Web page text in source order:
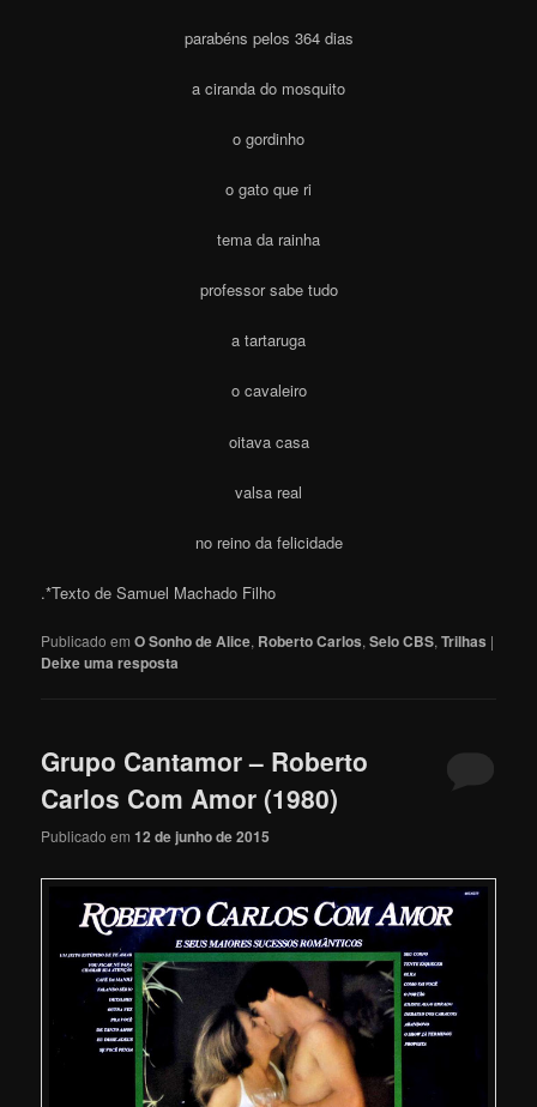
parabéns pelos 364 dias
a ciranda do mosquito
o gordinho
o gato que ri
tema da rainha
professor sabe tudo
a tartaruga
o cavaleiro
oitava casa
valsa real
no reino da felicidade
.*Texto de Samuel Machado Filho
Publicado em O Sonho de Alice, Roberto Carlos,Selo CBS,Trilhas |
Deixe uma resposta
Grupo Cantamor – Roberto
Carlos Com Amor (1980)
Publicado em12 de junho de 2015